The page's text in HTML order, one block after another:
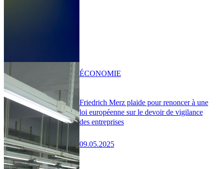
Friedrich Merz plaide pour renoncer à une
loi européenne sur le devoir de vigilance
des entreprises
09.05.2025
ÉCONOMIE